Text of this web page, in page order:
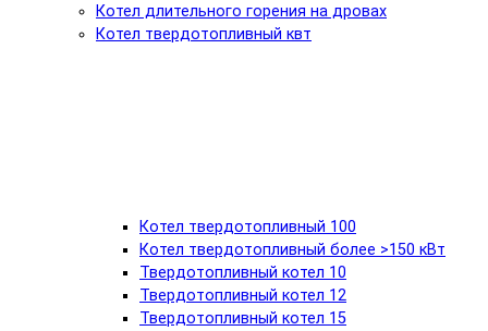
Котел длительного горения на дровах
Котел твердотопливный квт
Котел твердотопливный 100
Котел твердотопливный более >150 кВт
Твердотопливный котел 10
Твердотопливный котел 12
Твердотопливный котел 15